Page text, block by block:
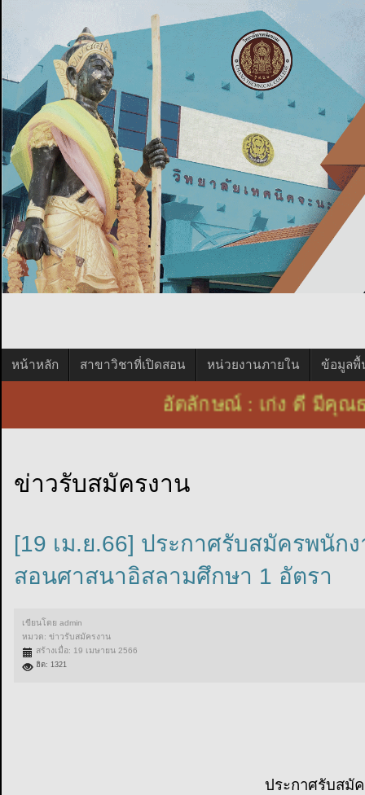
หน้าหลัก สาขาวิชาที่เปิดสอน หน่วยงานภายใน ข้อมูลพื้
อัตลักษณ์ : เก่ง ดี มี
ข่าวรับสมัครงาน
[19 เม.ย.66] ประกาศรับสมัครพนัก
สอนศาสนาอิสลามศึกษา 1 อัตรา
เขียนโดยadmin
หมวด:ข่าวรับสมัครงาน
สร้างเมื่อ: 19 เมษายน 2566
ฮิต: 1321
ประกาศรับสมั